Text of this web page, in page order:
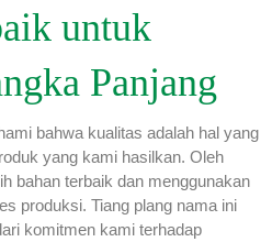
untuk
Panjang
bahwa kualitas adalah hal yang
yang kami hasilkan. Oleh
bahan terbaik dan menggunakan
produksi. Tiang plang nama ini
komitmen kami terhadap